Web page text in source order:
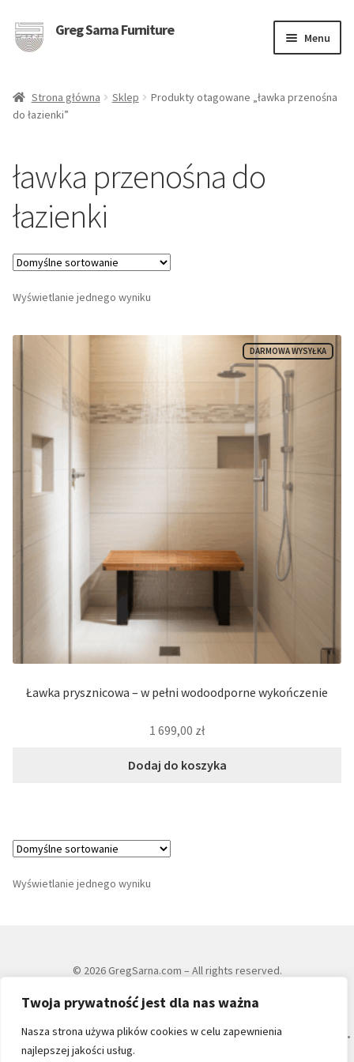
Twoja prywatność jest dla nas ważna
Nasza strona używa plików cookies w celu zapewnienia
najlepszej jakości usług.
Przejdź
Przejdź
Greg Sarna Furniture Menu
Kolekcje
O nas
Strona główna Sklep
Produkty otagowane „ławka przenośna
do łazienki”
ławka przenośna do
łazienki
Wyświetlanie jednego wyniku
Ławka prysznicowa – w pełni wodoodporne wykończenie
1 699,00 zł
Dodaj do koszyka
Wyświetlanie jednego wyniku
© 2026 GregSarna.com – All rights reserved.
Regulamin sklepu|Polityka prywatności i RODO|Polityka cookies
Sarna & Sarna, G.Sarna J.Sarna • ul. Sadowa 8, 25-028 Kielce • NIP: 657-06-95-456 •